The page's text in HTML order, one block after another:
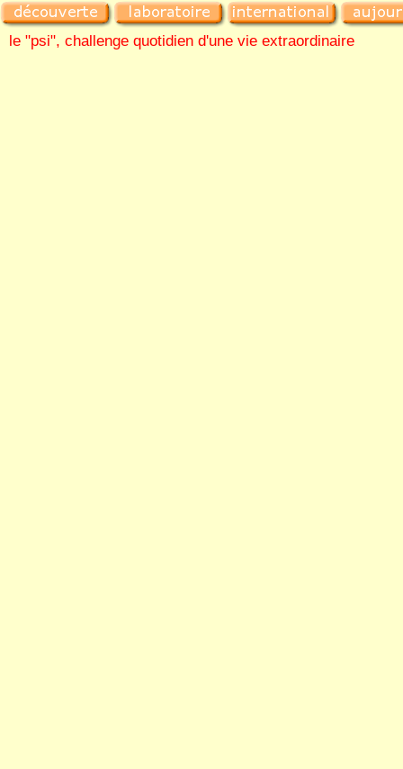
le "psi", challenge quotidien d'une vie extraordinaire